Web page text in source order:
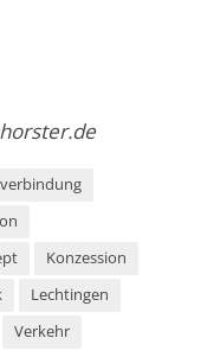
Konzession
Lechtingen
Verkehr